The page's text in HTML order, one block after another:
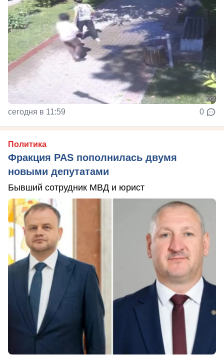
сегодня в 11:59 0
Политика
Фракция PAS пополнилась двумя
новыми депутатами
Бывший сотрудник МВД и юрист